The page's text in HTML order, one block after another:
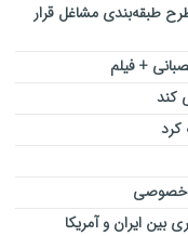
طبقه‌بندی مشاغل قرار
+ فیلم
کند
ایران و آمریکا